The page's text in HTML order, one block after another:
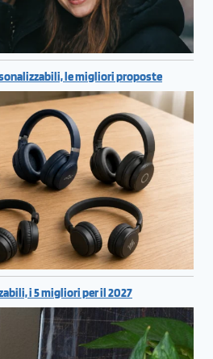
le migliori proposte
i 5 migliori per il 2027